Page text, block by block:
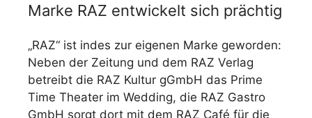
Marke RAZ entwickelt sich prächtig
„RAZ“ ist indes zur eigenen Marke geworden:
Neben der Zeitung und dem RAZ Verlag
betreibt die RAZ Kultur gGmbH das Prime
Time Theater im Wedding, die RAZ Gastro
GmbH sorgt dort mit dem RAZ Café für die